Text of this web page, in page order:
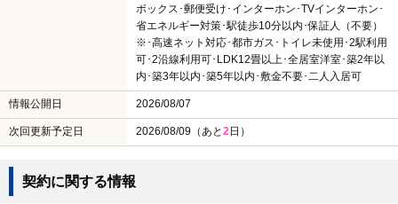
ボックス･郵便受け･インターホン･TVインターホン･
省エネルギー対策･駅徒歩10分以内･保証人（不要）
※･高速ネット対応･都市ガス･トイレ未使用･2駅利用
可･2沿線利用可･LDK12畳以上･全居室洋室･築2年以
内･築3年以内･築5年以内･敷金不要･二人入居可
情報公開日 2026/08/07
次回更新予定日 2026/08/09（あと2日）
契約に関する情報